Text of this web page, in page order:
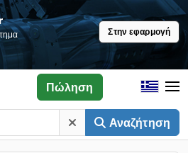
Στην εφαρμογή
Αναζήτηση
Πώληση